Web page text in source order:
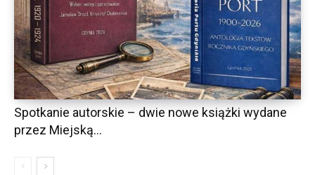
Spotkanie autorskie – dwie nowe książki wydane
przez Miejską...